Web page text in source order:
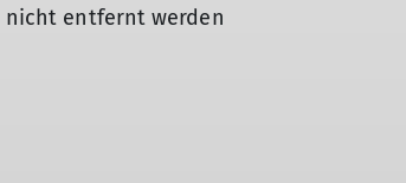
nicht entfernt werden